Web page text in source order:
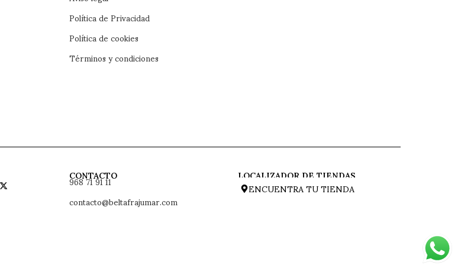
Política de Privacidad
Política de cookies
Términos y condiciones
CONTACTO
968 71 91 11
contacto@beltafrajumar.com
LOCALIZADOR DE TIENDAS
ENCUENTRA TU TIENDA